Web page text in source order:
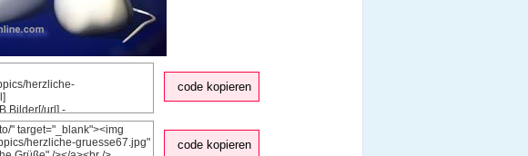
code kopieren
code kopieren